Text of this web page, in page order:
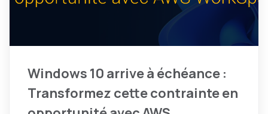
Windows 10 arrive à échéance :
Transformez cette contrainte en